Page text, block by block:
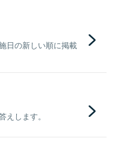
日の新しい順に掲載
します。